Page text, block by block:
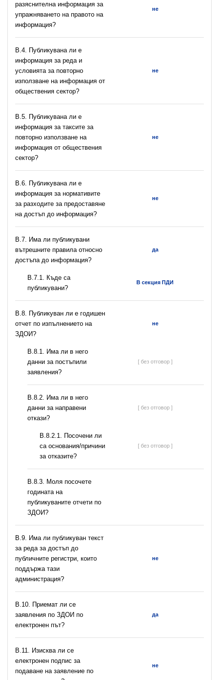
разяснителна информация за
упражняването на правото на
информация?
не
В.4. Публикувана ли е
информация за реда и
условията за повторно
използване на информация от
обществения сектор?
не
В.5. Публикувана ли е
информация за таксите за
повторно използване на
информация от обществения
сектор?
не
В.6. Публикувана ли е
информация за нормативите
за разходите за предоставяне
на достъп до информация?
не
В.7. Има ли публикувани
вътрешните правила относно
достъпа до информация?
да
В.7.1. Къде са
публикувани?
В секция ПДИ
В.8. Публикуван ли е годишен
отчет по изпълнението на
ЗДОИ?
не
В.8.1. Има ли в него
данни за постъпили
заявления?
[ без отговор ]
В.8.2. Има ли в него
данни за направени
откази?
[ без отговор ]
В.8.2.1. Посочени ли
са основания/причини
за отказите?
[ без отговор ]
В.8.3. Моля посочете
годината на
публикуваните отчети по
ЗДОИ?
В.9. Има ли публикуван текст
за реда за достъп до
публичните регистри, които
поддържа тази
администрация?
не
В.10. Приемат ли се
заявления по ЗДОИ по
електронен път?
да
В.11. Изисква ли се
електронен подпис за
подаване на заявление по
не